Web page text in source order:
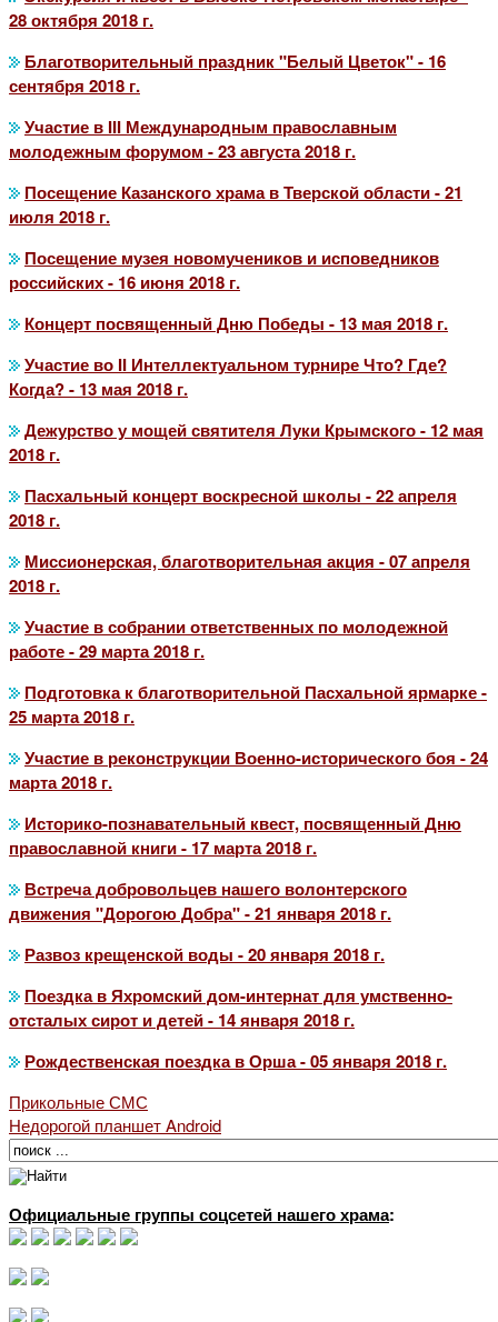
28 октября 2018 г.
Благотворительный праздник "Белый Цветок" - 16
сентября 2018 г.
Участие в III Международным православным
молодежным форумом - 23 августа 2018 г.
Посещение Казанского храма в Тверской области - 21
июля 2018 г.
Посещение музея новомучеников и исповедников
российских - 16 июня 2018 г.
Концерт посвященный Дню Победы - 13 мая 2018 г.
Участие во II Интеллектуальном турнире Что? Где?
Когда? - 13 мая 2018 г.
Дежурство у мощей святителя Луки Крымского - 12 мая
2018 г.
Пасхальный концерт воскресной школы - 22 апреля
2018 г.
Миссионерская, благотворительная акция - 07 апреля
2018 г.
Участие в собрании ответственных по молодежной
работе - 29 марта 2018 г.
Подготовка к благотворительной Пасхальной ярмарке -
25 марта 2018 г.
Участие в реконструкции Военно-исторического боя - 24
марта 2018 г.
Историко-познавательный квест, посвященный Дню
православной книги - 17 марта 2018 г.
Встреча добровольцев нашего волонтерского
движения "Дорогою Добра" - 21 января 2018 г.
Развоз крещенской воды - 20 января 2018 г.
Поездка в Яхромский дом-интернат для умственно-
отсталых сирот и детей - 14 января 2018 г.
Рождественская поездка в Орша - 05 января 2018 г.
Прикольные СМС
Недорогой планшет Android
Официальные группы соцсетей нашего храма: